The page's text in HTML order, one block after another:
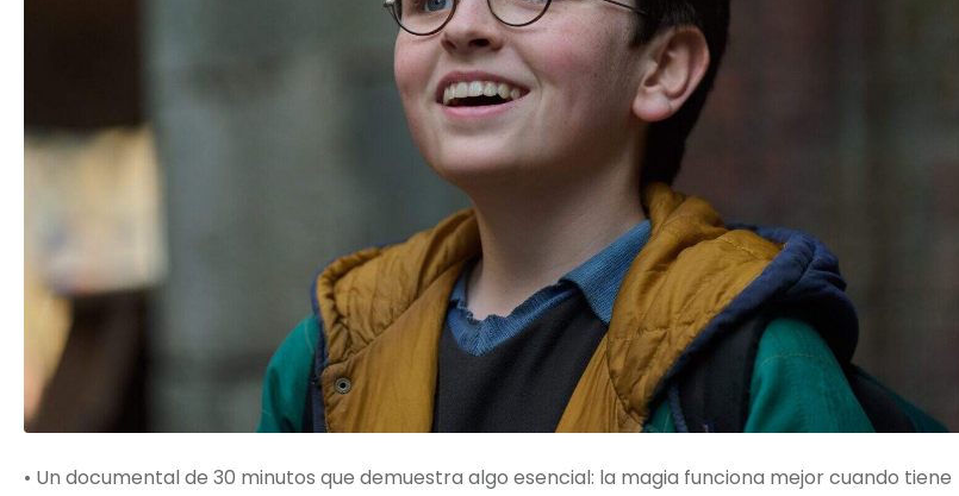
• Un documental de 30 minutos que demuestra algo esencial: la magia funciona mejor cuando tiene